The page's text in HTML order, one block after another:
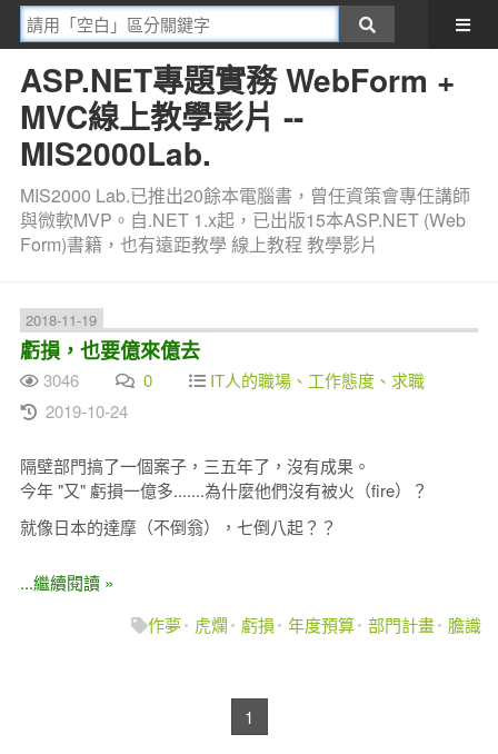
ASP.NET專題實務 WebForm +
MVC線上教學影片 --
MIS2000Lab.
MIS2000 Lab.已推出20餘本電腦書，曾任資策會專任講師
與微軟MVP。自.NET 1.x起，已出版15本ASP.NET (Web
Form)書籍，也有遠距教學 線上教程 教學影片
2018-11-19
虧損，也要億來億去
3046 0
IT人的職場、工作態度、求職
2019-10-24
隔壁部門搞了一個案子，三五年了，沒有成果。
今年 "又" 虧損一億多.......為什麼他們沒有被火（fire）？
就像日本的達摩（不倒翁），七倒八起？？
...繼續閱讀 »
作夢
虎爛 虧損 年度預算 部門計畫 膽識
1